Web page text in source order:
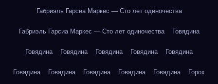
Габриэль Гарсиа Маркес — Сто лет одиночества
Габриэль Гарсиа Маркес — Сто лет одиночества Говядина
Говядина Говядина Говядина Говядина Говядина
Говядина Говядина Говядина Говядина Говядина Горох